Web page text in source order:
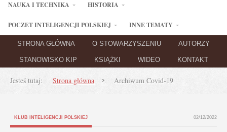
NAUKA I TECHNIKA HISTORIA
POCZET INTELIGENCJI POLSKIEJ INNE TEMATY
STRONA GŁÓWNA O STOWARZYSZENIU AUTORZY
STANOWISKO KIP KSIĄŻKI WIDEO KONTAKT
Jesteś tutaj: Strona główna Archiwum Covid-19
KLUB INTELIGENCJI POLSKIEJ 02/12/2022